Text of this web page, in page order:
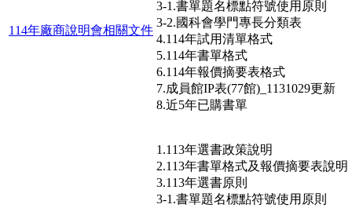
114年廠商說明會相關文件
3-1.書單題名標點符號使用原則
3-2.國科會學門專長分類表
4.114年試用清單格式
5.114年書單格式
6.114年報價摘要表格式
7.成員館IP表(77館)_1131029更新
8.近5年已購書單
1.113年選書政策說明
2.113年書單格式及報價摘要表說明
3.113年選書原則
3-1.書單題名標點符號使用原則